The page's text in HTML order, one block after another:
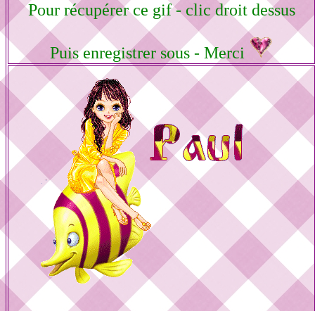
Pour récupérer ce gif - clic droit dessus
Puis enregistrer sous - Merci